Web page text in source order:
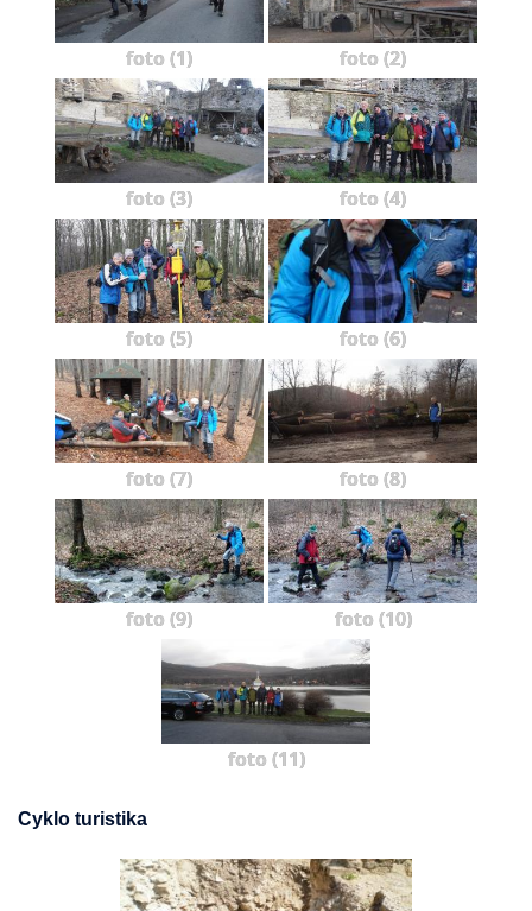
foto (1) foto (2)
foto (3) foto (4)
foto (5) foto (6)
foto (7) foto (8)
foto (9) foto (10)
foto (11)
Cyklo turistika